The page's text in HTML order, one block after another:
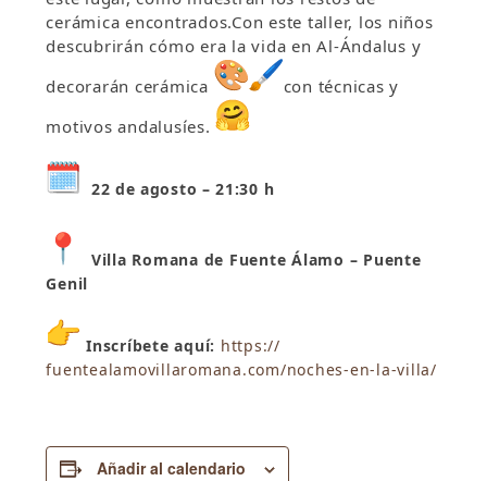
cerámica encontrados.Con este taller, los niños
descubrirán cómo era la vida en Al-Ándalus y
decorarán cerámica
con técnicas y
motivos andalusíes.
22 de agosto – 21:30 h
Villa Romana de Fuente Álamo – Puente
Genil
Inscríbete aquí: https://
fuentealamovillaromana.com/noches-en-la-villa/
Añadir al calendario